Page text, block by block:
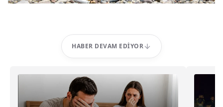
HABER DEVAM EDIYOR